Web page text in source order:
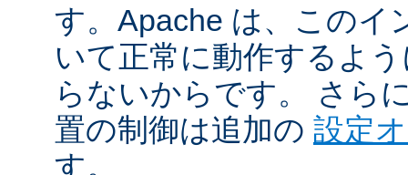
す。Apache は、このイ
いて正常に動作するよ
らないからです。 さら
置の制御は追加の 設定
す。